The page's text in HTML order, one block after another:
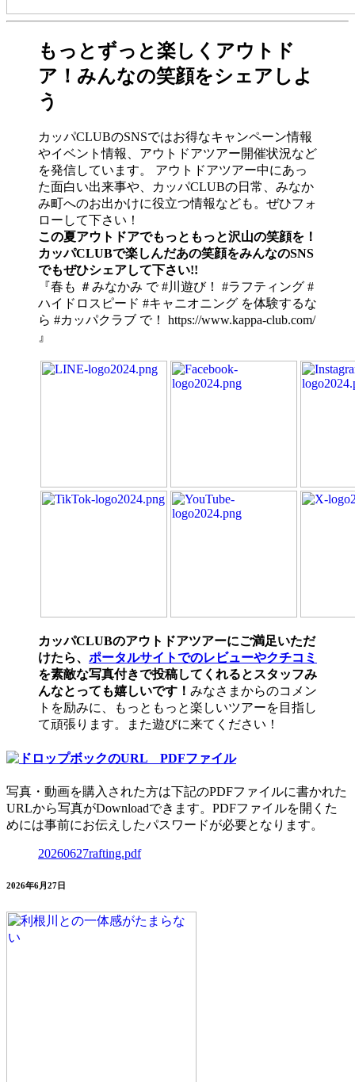
もっとずっと楽しくアウトド
ア！みんなの笑顔をシェアしよ
う
カッパCLUBのSNSではお得なキャンペーン情報
やイベント情報、アウトドアツアー開催状況など
を発信しています。 アウトドアツアー中にあっ
た面白い出来事や、カッパCLUBの日常、みなか
み町へのお出かけに役立つ情報なども。ぜひフォ
ローして下さい！
この夏アウトドアでもっともっと沢山の笑顔を！
カッパCLUBで楽しんだあの笑顔をみんなのSNS
でもぜひシェアして下さい!!
『春も ＃みなかみ で #川遊び！ #ラフティング #
ハイドロスピード #キャニオニング を体験するな
ら #カッパクラブ で！ https://www.kappa-club.com/
』
カッパCLUBのアウトドアツアーにご満足いただ
けたら、 ポータルサイトでのレビューやクチコミ
を素敵な写真付きで投稿してくれるとスタッフみ
んなとっても嬉しいです！ みなさまからのコメン
トを励みに、もっともっと楽しいツアーを目指し
て頑張ります。また遊びに来てください！
写真・動画を購入された方は下記のPDFファイルに書かれた
URLから写真がDownloadできます。PDFファイルを開くた
めには事前にお伝えしたパスワードが必要となります。
20260627rafting.pdf
2026年6月27日